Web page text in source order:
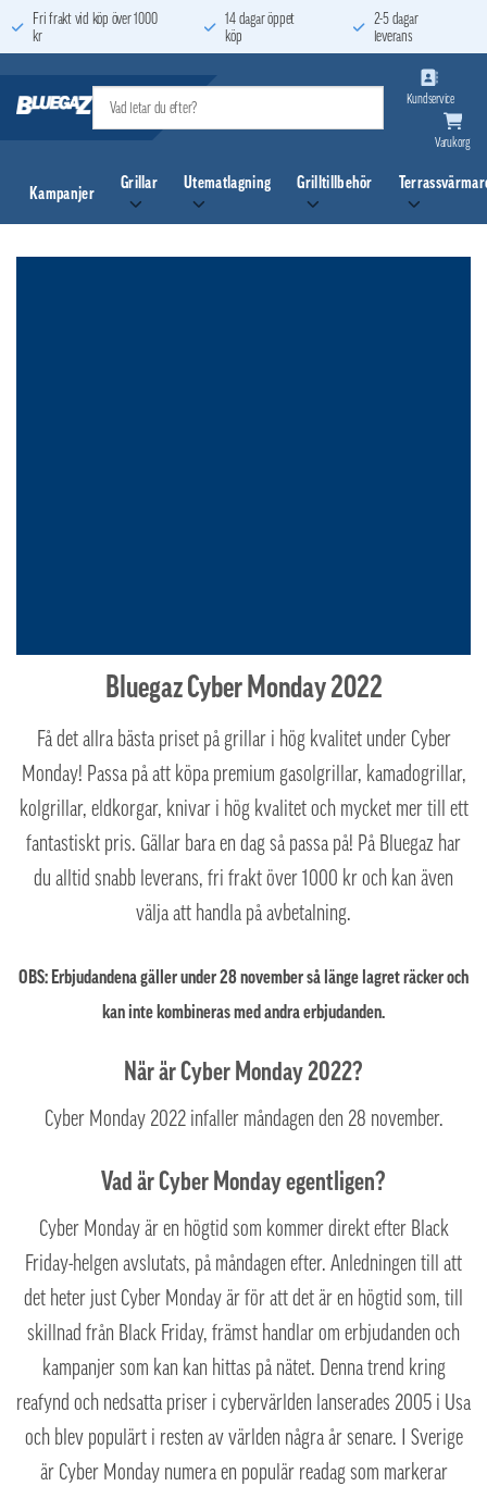
to
Fri frakt vid köp över 1000
kr
14 dagar öppet
köp
2-5 dagar
leverans
Kundservice
Varukorg
Kampanjer
Grillar Utematlagning Grilltillbehör
Bluegaz Cyber Monday 2022
Få det allra bästa priset på grillar i hög kvalitet under Cyber
Monday! Passa på att köpa premium gasolgrillar, kamadogrillar,
kolgrillar, eldkorgar, knivar i hög kvalitet och mycket mer till ett
fantastiskt pris. Gällar bara en dag så passa på! På Bluegaz har
du alltid snabb leverans, fri frakt över 1000 kr och kan även
välja att handla på avbetalning.
OBS: Erbjudandena gäller under 28 november så länge lagret räcker och
kan inte kombineras med andra erbjudanden.
När är Cyber Monday 2022?
Cyber Monday 2022 infaller måndagen den 28 november.
Vad är Cyber Monday egentligen?
Cyber Monday är en högtid som kommer direkt efter Black
Friday-helgen avslutats, på måndagen efter. Anledningen till att
det heter just Cyber Monday är för att det är en högtid som, till
skillnad från Black Friday, främst handlar om erbjudanden och
kampanjer som kan kan hittas på nätet. Denna trend kring
reafynd och nedsatta priser i cybervärlden lanserades 2005 i Usa
och blev populärt i resten av världen några år senare. I Sverige
är Cyber Monday numera en populär readag som markerar